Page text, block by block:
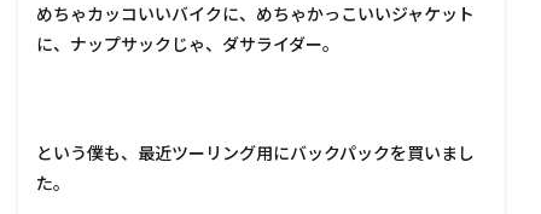
めちゃカッコいいバイクに、めちゃかっこいいジャケット
に、ナップサックじゃ、ダサライダー。
という僕も、最近ツーリング用にバックパックを買いまし
た。